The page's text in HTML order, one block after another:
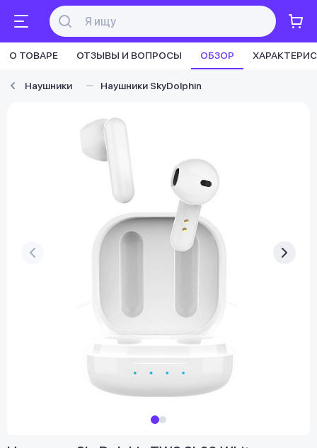
О ТОВАРЕ ОТЗЫВЫ И ВОПРОСЫ ОБЗОР
Наушники Наушники SkyDolphin